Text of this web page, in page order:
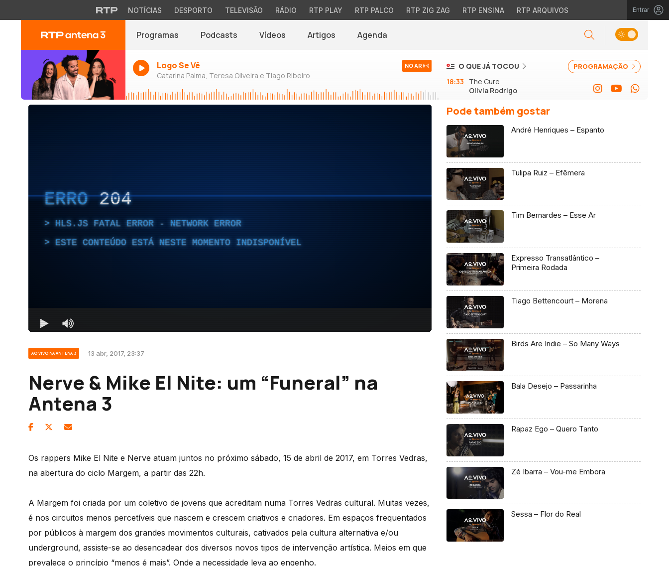
NOTÍCIAS DESPORTO TELEVISÃO RÁDIO RTP PLAY RTP PALCO RTP ZIG ZAG RTP ENSINA RTP ARQUIVOS Entrar
Programas Podcasts Vídeos Artigos Agenda
Logo Se Vê
Catarina Palma, Teresa Oliveira e Tiago Ribeiro
NO AR PROGRAMAÇÃO
O QUE JÁ TOCOU
18:33
The Cure
Olivia Rodrigo
AO VIVO NA ANTENA 3 13 abr, 2017, 23:37
Nerve & Mike El Nite: um “Funeral” na
Antena 3
Os rappers Mike El Nite e Nerve atuam juntos no próximo sábado, 15 de abril de 2017, em Torres Vedras,
na abertura do ciclo Margem, a partir das 22h.
A Margem foi criada por um coletivo de jovens que acreditam numa Torres Vedras cultural. Muitas vezes,
é nos circuitos menos percetíveis que nascem e crescem criativos e criadores. Em espaços frequentados
por públicos à margem dos grandes movimentos culturais, cativados pela cultura alternativa e/ou
underground, assiste-se ao desencadear dos diversos novos tipos de intervenção artística. Meios em que
prevalece o princípio “menos é mais”. Onde a necessidade leva ao engenho.
Pode também gostar
André Henriques – Espanto
Tulipa Ruiz – Efêmera
Tim Bernardes – Esse Ar
Expresso Transatlântico –
Primeira Rodada
Tiago Bettencourt – Morena
Birds Are Indie – So Many Ways
Bala Desejo – Passarinha
Rapaz Ego – Quero Tanto
Zé Ibarra – Vou-me Embora
Sessa – Flor do Real